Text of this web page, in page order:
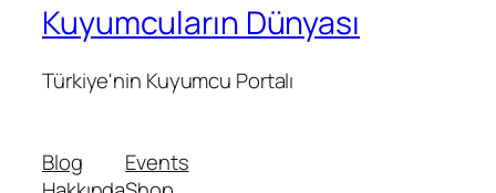
Kuyumcuların Dünyası
Türkiye'nin Kuyumcu Portalı
Blog
Events